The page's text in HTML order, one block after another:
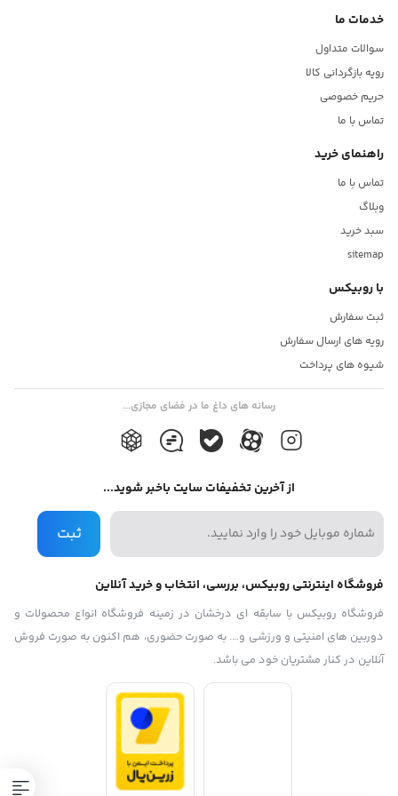
را ساپورت میکند. این دستگاه قابلیت بسیار خوبی که دارد دارا بودن
P2P است که کاربرد این ویژگی برای انتقال تصویر دوربین به صورت
قادر به ضبط صدای محیط به وسیله نصب میکروفون بر روی دستگاه
نمودن تمامی دوربین ها تعبیه شده و هیچ نیازی به خرید لوازم اضافه
برای نصب دوربین نیست
(0 دیدگاه)
0/5(0 دیدگاه)
خدمات ما
سوالات متداول
رویه بازگردانی کالا
حریم خصوصی
تماس با ما
راهنمای خرید
تماس با ما
وبلاگ
سبد خرید
sitemap
با روبیکس
ثبت سفارش
رویه های ارسال سفارش
شیوه های پرداخت
رسانه های داغ ما در فضای مجازی...
از آخرین تخفیفات سایت باخبر شوید...
ثبت
فروشگاه اینترنتی روبیکس، بررسی، انتخاب و خرید آنلاین
فروشگاه روبیکس با سابقه ای درخشان در زمینه فروشگاه انواع محصولات و
دوربین های امنیتی و ورزشی و…. به صورت حضوری، هم اکنون به صورت فروش
آنلاین در کنار مشتریان خود می باشد.